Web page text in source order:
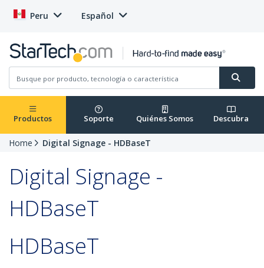
Peru Español
Productos Soporte Quiénes Somos Descubra
Home Digital Signage - HDBaseT
Digital Signage -
HDBaseT
HDBaseT